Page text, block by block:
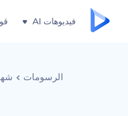
فيديوهات AI
الرسومات